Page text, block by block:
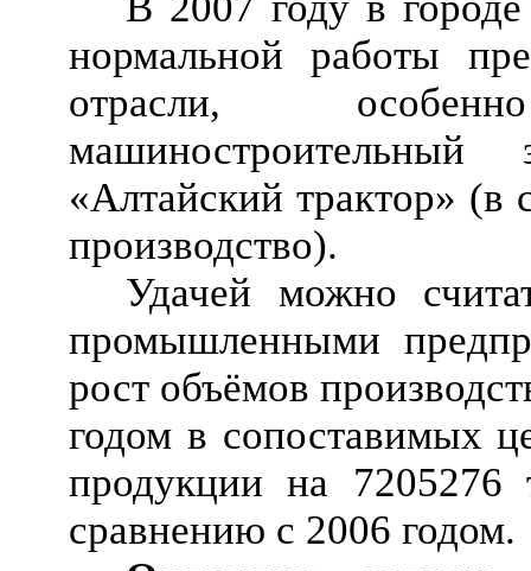
нормальной работы
отрасли,
«Алтайский трактор» (в
производство).
Удачей можно
промышленными
рост объёмов
годом в сопоставимых
продукции на 7205276
сравнению с 2006 годом.